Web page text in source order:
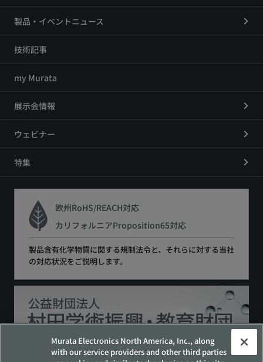
製品・イベントニュース
技術記事
my Murata
展示会情報
ウェビナー
特集
欧州RoHS/REACH対応
カリフォルニアProposition65対応
製品含有化学物質に関する規制法令と、それらに対する当社
の対応状況をご説明します。
Murata Electronics North America, Inc., along
with our service providers and other third parties